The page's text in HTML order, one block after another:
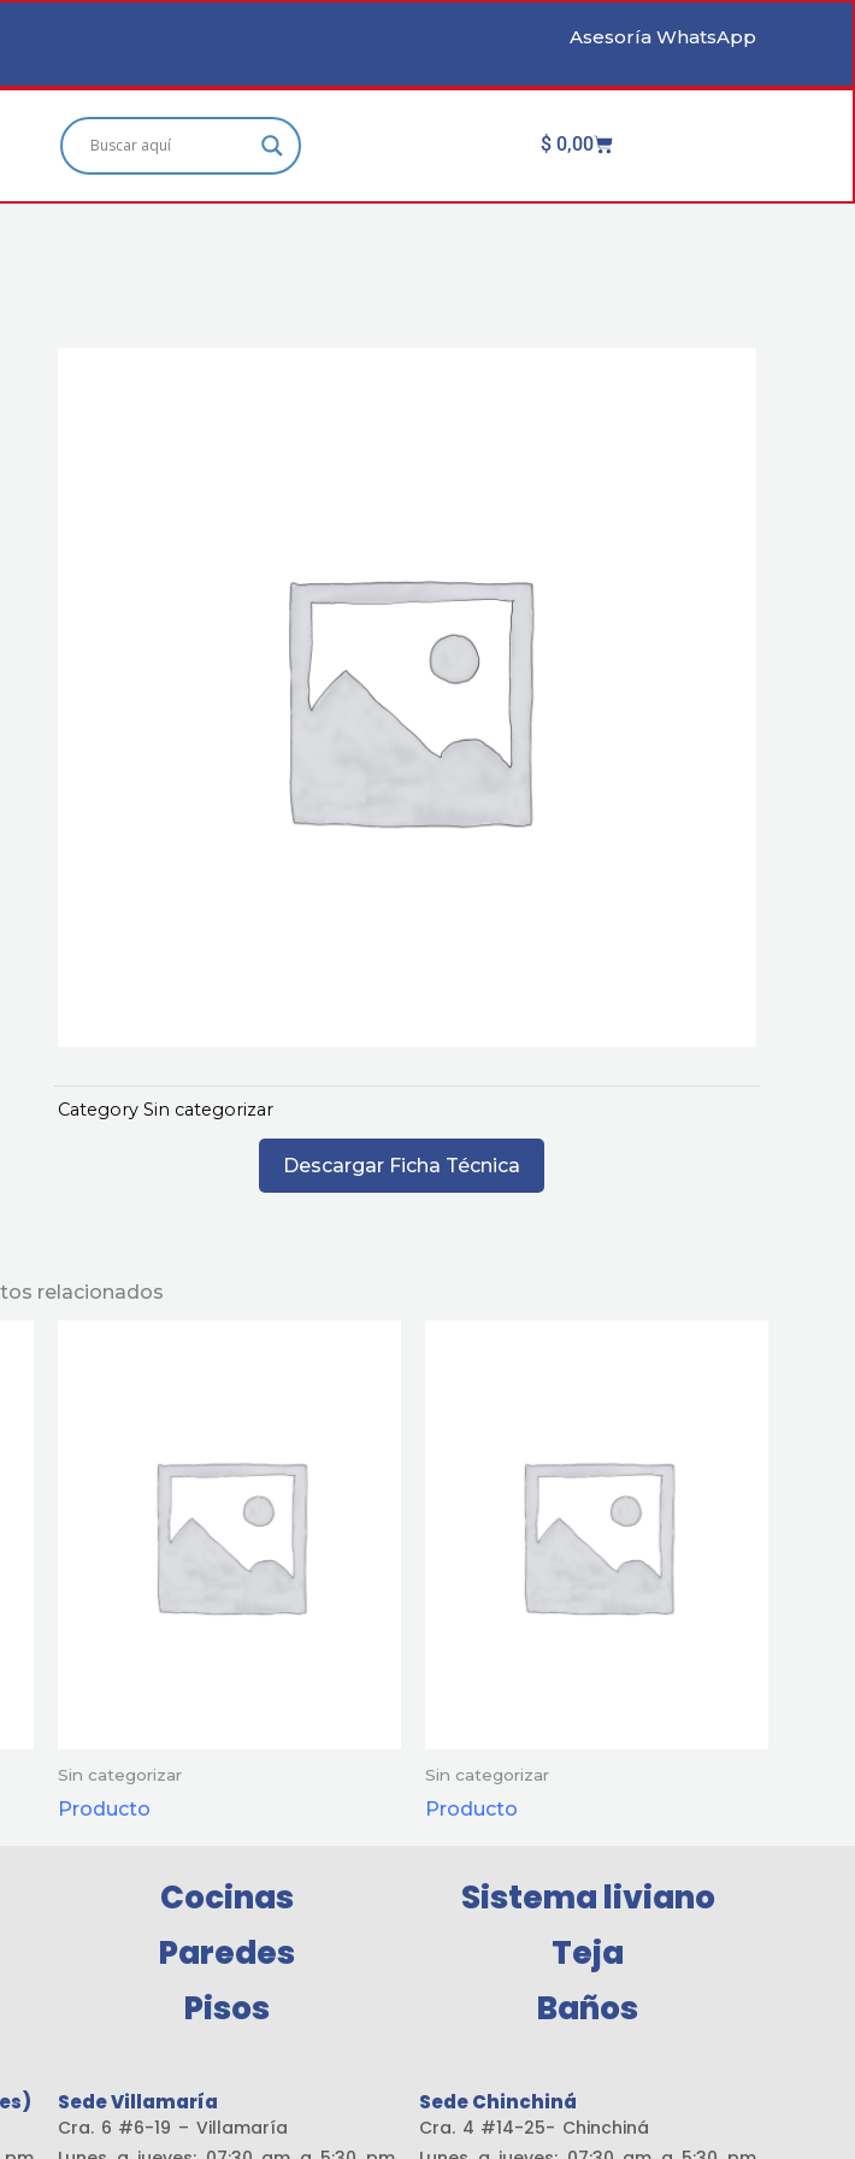
Asesoría WhatsApp
$0,00Cart
Category Sin categorizar
Descargar Ficha Técnica
relacionados
Sin categorizar
Producto
Sin categorizar
Producto
Cocinas
Paredes
Pisos
Sistema liviano
Teja
Baños
Sede Villamaría
Cra. 6 #6-19 – Villamaría
Sede Chinchiná
Cra. 4 #14-25- Chinchiná